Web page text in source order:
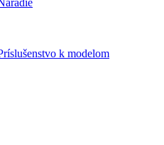
k modelom